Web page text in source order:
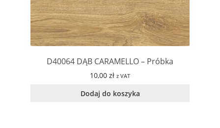
D40064 DĄB CARAMELLO – Próbka
10,00 zł z VAT
Dodaj do koszyka